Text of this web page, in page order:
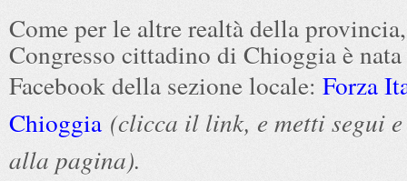
Come per le altre realtà della
Congresso cittadino di Chioggia è
Facebook della sezione locale: Forza
Chioggia (clicca il link, e metti segui
alla pagina).